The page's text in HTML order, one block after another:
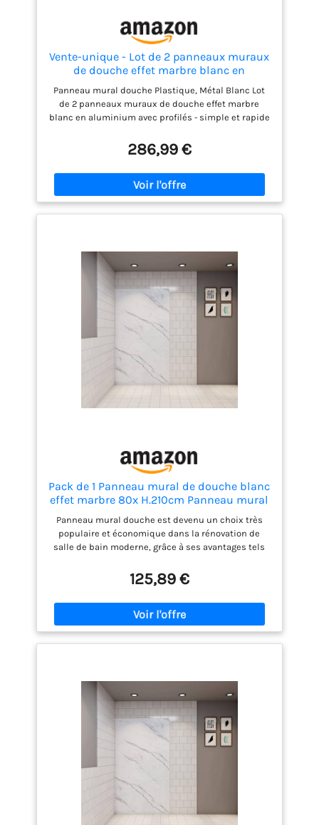
Vente-unique - Lot de 2 panneaux muraux
de douche effet marbre blanc en
aluminium avec profilés - L90 x L120 x
H210 cm - ENEKO
Panneau mural douche Plastique, Métal Blanc Lot
de 2 panneaux muraux de douche effet marbre
blanc en aluminium avec profilés - simple et rapide
imputrescible et découpable - naturel clair - sans
travaux - ENEKO Anti-rayure Installation simple,
rapide et sans travaux, Facilement découpable et
perçable, Hydrofuge et Imputrescible Ce produit est
pensé pour apporter satisfaction grâce à son
excellent rapport qualité-prix, à un service fiable et
286,99 €
Pack de 1 Panneau mural de douche blanc
effet marbre 80x H.210cm Panneau mural
salle de bain - Aluminium
Panneau mural douche est devenu un choix très
populaire et économique dans la rénovation de
salle de bain moderne, grâce à ses avantages tels
étanchéité, installation simple et rapide ( la non-
destruction du mur ) Panneau composite en
aluminium ● Hauteur : 210cm ● Épaisseur : 3mm ●
Largeur : 80cm ● Surface de couverture : 1.68 m² ●
Contenu du pack panneau mural de douche : - 1
panneau mural de douche （Couleur : Marbre
sur un carrelage existant ou se coller directement
sur un mur brut. La pose se fait sans joint, ce qui
facilite grandement les travaux Le panneau mural
s’avère un choix plutôt économique pour habiller
les murs d’une salle de bain. c’est également la
pose qui vous permettra de faire des économies. En
effet, celle-ci s’avère bien plus simple que pour un
carrelage : peu de travaux de préparation des murs,
moins de joint et une découpe plus simple. Ainsi,
vous gagnerez en temps de pose et donc en budget
pour la main d’œuvre si vous passez par un
125,89 €